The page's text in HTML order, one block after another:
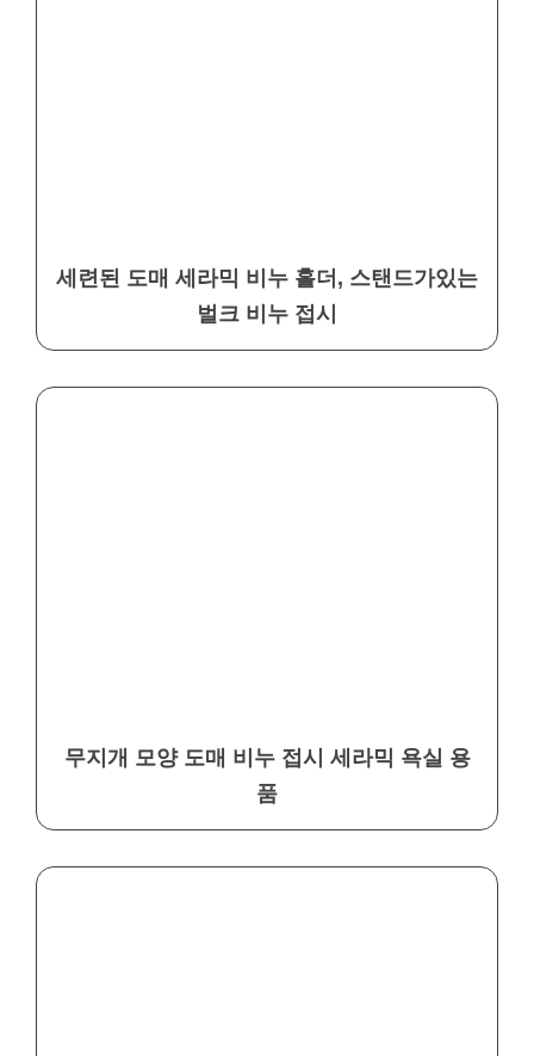
세련된 도매 세라믹 비누 홀더, 스탠드가있는
벌크 비누 접시
무지개 모양 도매 비누 접시 세라믹 욕실 용
품